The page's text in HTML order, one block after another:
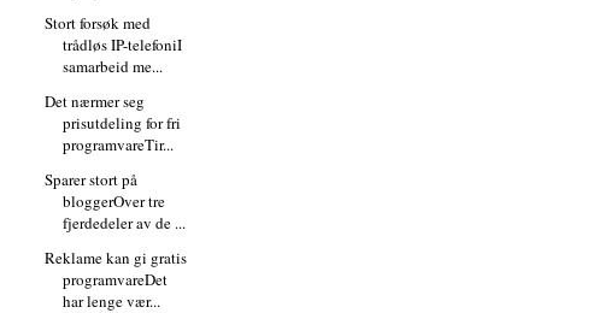
Stort forsøk med
trådløs IP-telefoniI
samarbeid me...
Det nærmer seg
prisutdeling for fri
programvareTir...
Sparer stort på
bloggerOver tre
fjerdedeler av de ...
Reklame kan gi gratis
programvareDet
har lenge vær...